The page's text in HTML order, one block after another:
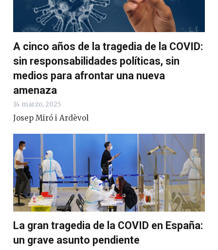
A cinco años de la tragedia de la COVID:
sin responsabilidades políticas, sin
medios para afrontar una nueva
amenaza
14 marzo, 2025
Josep Miró i Ardèvol
La gran tragedia de la COVID en España:
un grave asunto pendiente